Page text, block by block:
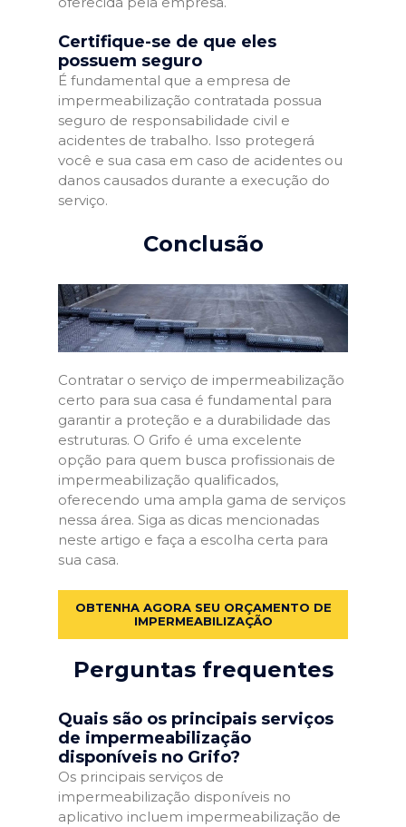
Certifique-se de que eles
possuem seguro
É fundamental que a empresa de
impermeabilização contratada possua
seguro de responsabilidade civil e
acidentes de trabalho. Isso protegerá
você e sua casa em caso de acidentes ou
danos causados durante a execução do
serviço.
Conclusão
Contratar o serviço de impermeabilização
certo para sua casa é fundamental para
garantir a proteção e a durabilidade das
estruturas. O Grifo é uma excelente
opção para quem busca profissionais de
impermeabilização qualificados,
oferecendo uma ampla gama de serviços
nessa área. Siga as dicas mencionadas
neste artigo e faça a escolha certa para
sua casa.
OBTENHA AGORA SEU ORÇAMENTO DE
IMPERMEABILIZAÇÃO
Perguntas frequentes
Quais são os principais serviços
de impermeabilização
disponíveis no Grifo?
Os principais serviços de
impermeabilização disponíveis no
aplicativo incluem impermeabilização de